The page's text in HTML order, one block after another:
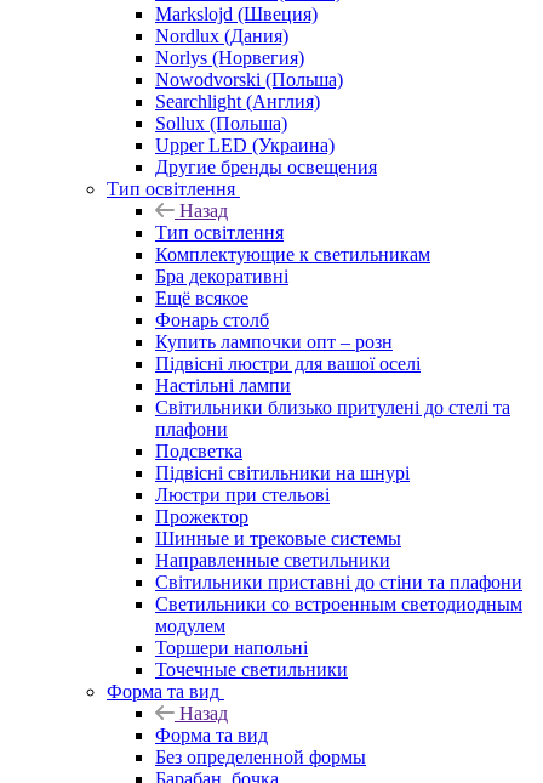
Markslojd (Швеция)
Nordlux (Дания)
Norlys (Норвегия)
Nowodvorski (Польша)
Searchlight (Англия)
Sollux (Польша)
Upper LED (Украина)
Другие бренды освещения
Тип освітлення
Назад
Тип освітлення
Комплектующие к светильникам
Бра декоративні
Ещё всякое
Фонарь столб
Купить лампочки опт – розн
Підвісні люстри для вашої оселі
Настільні лампи
Світильники близько притулені до стелі та
плафони
Подсветка
Підвісні світильники на шнурі
Люстри при стельові
Прожектор
Шинные и трековые системы
Направленные светильники
Світильники приставні до стіни та плафони
Светильники со встроенным светодиодным
модулем
Торшери напольні
Точечные светильники
Форма та вид
Назад
Форма та вид
Без определенной формы
Барабан, бочка